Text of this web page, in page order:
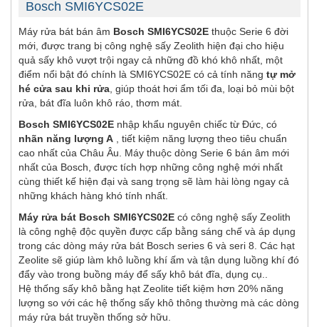
Bosch SMI6YCS02E
Máy rửa bát bán âm Bosch SMI6YCS02E thuộc Serie 6 đời
mới, được trang bị công nghệ sấy Zeolith hiện đại cho hiệu
quả sấy khô vượt trội ngay cả những đồ khó khô nhất, một
điểm nổi bật đó chính là SMI6YCS02E có cả tính năng tự mở
hé cửa sau khi rửa , giúp thoát hơi ẩm tối đa, loại bỏ mùi bột
rửa, bát đĩa luôn khô ráo, thơm mát.
Bosch SMI6YCS02E nhập khẩu nguyên chiếc từ Đức, có
nhãn năng lượng A , tiết kiệm năng lượng theo tiêu chuẩn
cao nhất của Châu Âu. Máy thuộc dòng Serie 6 bán âm mới
nhất của Bosch, được tích hợp những công nghệ mới nhất
cùng thiết kế hiện đại và sang trọng sẽ làm hài lòng ngay cả
những khách hàng khó tính nhất.
Máy rửa bát Bosch SMI6YCS02E có công nghệ sấy Zeolith
là công nghệ độc quyền được cấp bằng sáng chế và áp dụng
trong các dòng máy rửa bát Bosch series 6 và seri 8. Các hạt
Zeolite sẽ giúp làm khô luồng khí ấm và tận dụng luồng khí đó
đẩy vào trong buồng máy để sấy khô bát đĩa, dụng cụ..
Hệ thống sấy khô bằng hạt Zeolite tiết kiệm hơn 20% năng
lượng so với các hệ thống sấy khô thông thường mà các dòng
máy rửa bát truyền thống sở hữu.